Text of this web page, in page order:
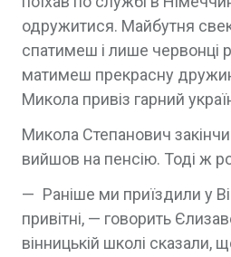
одружитися. Майбутня
спатимеш і лише червонці
матимеш прекрасну
Микола привіз гарний
Микола Степанович
вийшов на пенсію. Тоді ж
— Раніше ми приїздили у
привітні, — говорить
вінницькій школі сказали,